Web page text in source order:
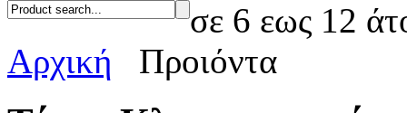
σε 6 εως 12
Αρχική
Προιόντα